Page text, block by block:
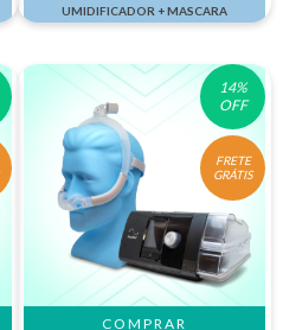
UMIDIFICADOR + MASCARA
14%
OFF
FRETE
GRÁTIS